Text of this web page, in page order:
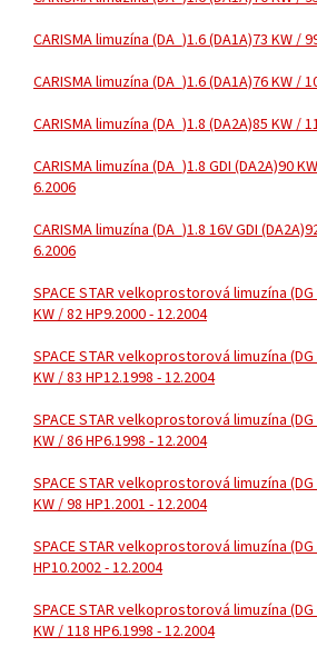
CARISMA limuzína (DA_)1.6 (DA1A)73 KW /
CARISMA limuzína (DA_)1.6 (DA1A)76 KW /
CARISMA limuzína (DA_)1.8 (DA2A)85 KW /
CARISMA limuzína (DA_)1.8 GDI (DA2A)90
6.2006
CARISMA limuzína (DA_)1.8 16V GDI (DA2A)
6.2006
SPACE STAR velkoprostorová limuzína
KW / 82 HP9.2000 - 12.2004
SPACE STAR velkoprostorová limuzína
KW / 83 HP12.1998 - 12.2004
SPACE STAR velkoprostorová limuzína
KW / 86 HP6.1998 - 12.2004
SPACE STAR velkoprostorová limuzína
KW / 98 HP1.2001 - 12.2004
SPACE STAR velkoprostorová limuzína
HP10.2002 - 12.2004
SPACE STAR velkoprostorová limuzína
KW / 118 HP6.1998 - 12.2004